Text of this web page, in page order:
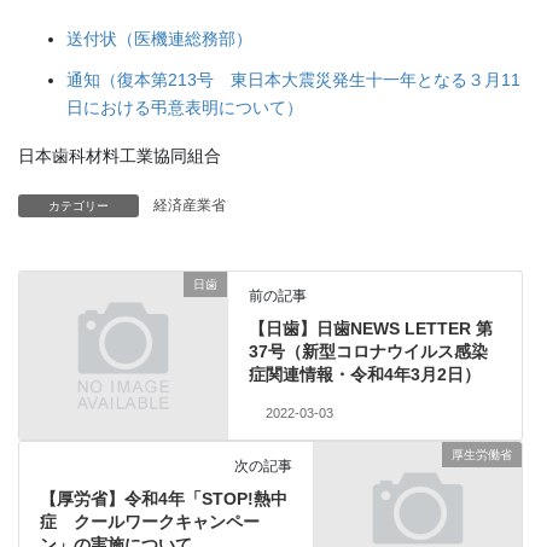
送付状（医機連総務部）
通知（復本第213号 東日本大震災発生十一年となる３月11
日における弔意表明について）
日本歯科材料工業協同組合
カテゴリー 経済産業省
日歯
前の記事
【日歯】日歯NEWS LETTER 第
37号（新型コロナウイルス感染
症関連情報・令和4年3月2日）
2022-03-03
厚生労働省
次の記事
【厚労省】令和4年「STOP!熱中
症 クールワークキャンペー